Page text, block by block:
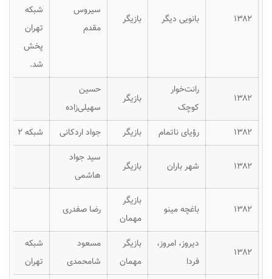
۱۳۸۲ بانویی دیگر بازیگر
سیروس
مقدم
شبکه
تهران
پخش
شد.
۱۳۸۲
رانت‌خوار
کوچک
بازیگر
حسین
سهیلی‌زاده
۱۳۸۲
رؤیای ناتمام بازیگر جواد اردکانی شبکه ۲
۱۳۸۲ شهر باران بازیگر
سید جواد
هاشمی
۱۳۸۲ باغچه مینو
بازیگر
مهمان
رضا صفدری
۱۳۸۲
دیروز، امروز،
فردا
بازیگر
مهمان
مسعود
شامحمدی
شبکه
تهران